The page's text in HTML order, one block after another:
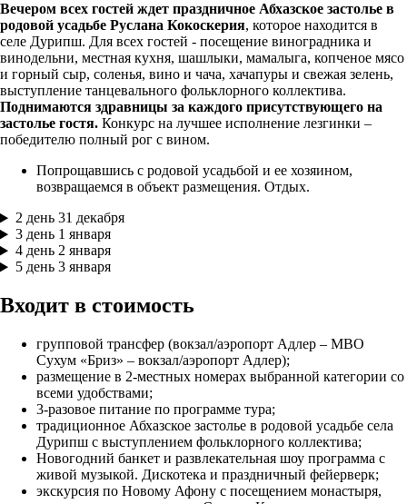
Вечером всех гостей ждет праздничное Абхазское застолье в
родовой усадьбе Руслана Кокоскерия, которое находится в
селе Дурипш. Для всех гостей - посещение виноградника и
винодельни, местная кухня, шашлыки, мамалыга, копченое мясо
и горный сыр, соленья, вино и чача, хачапуры и свежая зелень,
выступление танцевального фольклорного коллектива.
Поднимаются здравницы за каждого присутствующего на
застолье гостя. Конкурс на лучшее исполнение лезгинки –
победителю полный рог с вином.
Попрощавшись с родовой усадьбой и ее хозяином,
возвращаемся в объект размещения. Отдых.
2 день 31 декабря
3 день 1 января
4 день 2 января
5 день 3 января
Входит в стоимость
групповой трансфер (вокзал/аэропорт Адлер – МВО
Сухум «Бриз» – вокзал/аэропорт Адлер);
размещение в 2-местных номерах выбранной категории со
всеми удобствами;
3-разовое питание по программе тура;
традиционное Абхазское застолье в родовой усадьбе села
Дурипш с выступлением фольклорного коллектива;
Новогодний банкет и развлекательная шоу программа с
живой музыкой. Дискотека и праздничный фейерверк;
экскурсия по Новому Афону с посещением монастыря,